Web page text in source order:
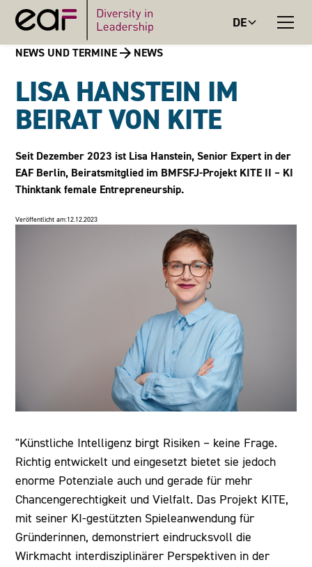
DE
NEWS UND TERMINE NEWS
LISA HANSTEIN IM
BEIRAT VON KITE
Seit Dezember 2023 ist Lisa Hanstein, Senior Expert in der
EAF Berlin, Beiratsmitglied im BMFSFJ-Projekt KITE II – KI
Thinktank female Entrepreneurship.
Veröffentlicht am:12.12.2023
"Künstliche Intelligenz birgt Risiken – keine Frage.
Richtig entwickelt und eingesetzt bietet sie jedoch
enorme Potenziale auch und gerade für mehr
Chancengerechtigkeit und Vielfalt. Das Projekt KITE,
mit seiner KI-gestützten Spieleanwendung für
Gründerinnen, demonstriert eindrucksvoll die
Wirkmacht interdisziplinärer Perspektiven in der